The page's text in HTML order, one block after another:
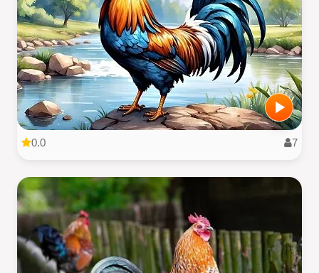
0.0 7